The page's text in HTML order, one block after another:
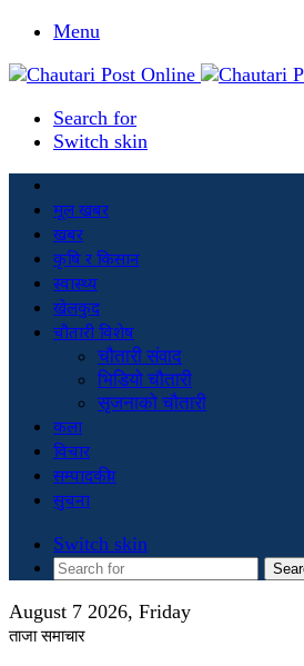
Menu
Search for
Switch skin
मूल खबर
खबर
कृषि र किसान
स्वास्थ्य
खेलकुद
चौतारी विशेष
चौतारी संवाद
भिडियो चौतारी
सृजनाको चौतारी
कला
विचार
सम्पादकीय
सुचना
Switch skin
August 7 2026, Friday
ताजा समाचार